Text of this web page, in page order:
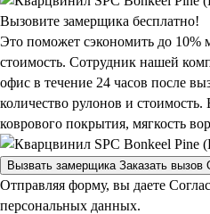
Вызовите замерщика бесплатно!
Это поможет сэкономить до 10%
стоимость. Сотрудник нашей
офис в течение 24 часов после
количество рулонов и стоимость.
коврового покрытия, мягкость
Вызвать замерщика Заказать вызов
Отправляя форму, вы даете
персональных данных.